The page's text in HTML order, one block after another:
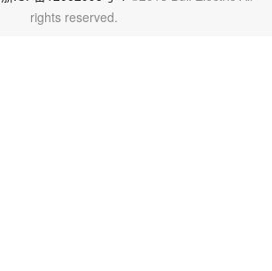
rights reserved.